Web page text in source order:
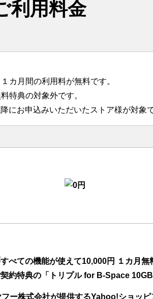
利用料金
カ月間の利用料が無料です。
特典の対象外です。
にお申込みいただいたストア様が対象
ー株式会社が提供するYahoo!ショッピ